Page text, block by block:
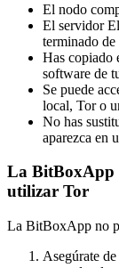
El nodo
El servidor
terminado de
Has copiado
software de
Se puede
local, Tor o
No has
aparezca en
La BitBoxApp
utilizar Tor
La BitBoxApp no
Asegúrate